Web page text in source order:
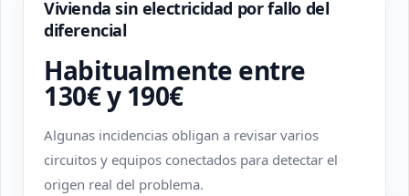
Vivienda sin electricidad por fallo del
diferencial
Habitualmente entre
130€ y 190€
Algunas incidencias obligan a revisar varios
circuitos y equipos conectados para detectar el
origen real del problema.